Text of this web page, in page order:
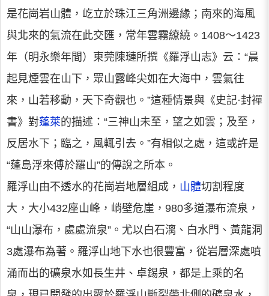
是花崗岩山體，屹立於珠江三角洲邊緣；南來的海風
與北來的氣流在此交匯，常年雲霧繚繞。1408～1423
年（明永樂年間）東莞陳璉所撰《羅浮山志》云：“晨
起見煙雲在山下，眾山露峰尖如在大海中，雲氣往
來，山若移動，天下奇觀也。”這種情景與《史記·封禪
書》對蓬萊的描述：“三神山未至，望之如雲；及至，
反居水下；臨之，風輒引去。”有相似之處，這或許是
“蓬島浮來傅於羅山”的傳說之所本。
羅浮山由不透水的花崗岩地層組成， 山體切割程度
大，大小432座山峰，峭壁危崖，980多道瀑布流泉，
“山山瀑布，處處流泉”。尤以白石漓、白水門、黃龍洞
3處瀑布為著。羅浮山地下水也很豐富，從岩層深處噴
涌而出的礦泉水如長生井、卓錫泉，都是上乘的名